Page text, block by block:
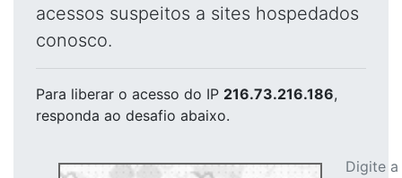
acessos suspeitos a sites hospedados
conosco.
Para liberar o acesso do IP 216.73.216.186,
responda ao desafio abaixo.
Digite